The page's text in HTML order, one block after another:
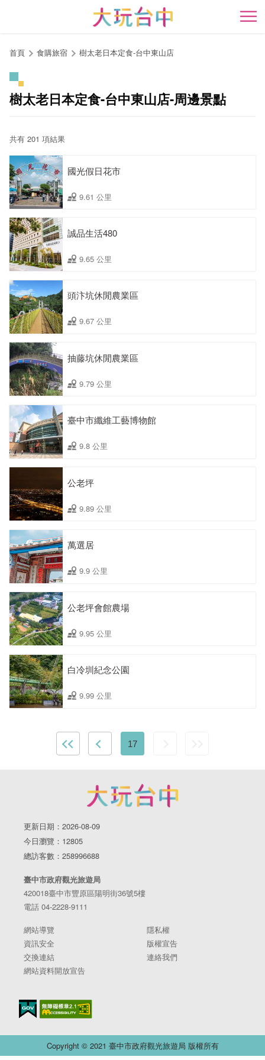
開
首頁 食購旅宿 樹太老日本定食-台中東山店
樹太老日本定食-台中東山店-周邊景點
共有 201 項結果
國光假日花市
9.61 公里
誠品生活480
9.65 公里
頭汴坑休閒農業區
9.67 公里
抽藤坑休閒農業區
9.79 公里
臺中市纖維工藝博物館
9.8 公里
公老坪
9.89 公里
萬選居
9.9 公里
公老坪會館農場
9.95 公里
白冷圳紀念公園
9.99 公里
17
更新日期：2026-08-09
今日瀏覽：12805
總訪客數：258996688
臺中市政府觀光旅遊局
420018臺中市豐原區陽明街36號5樓
電話 04-2228-9111
網站導覽
隱私權
資訊安全
版權宣告
交換連結
連絡我們
網站資料開放宣告
Copyright © 2021 臺中市政府觀光旅遊局 版權所有